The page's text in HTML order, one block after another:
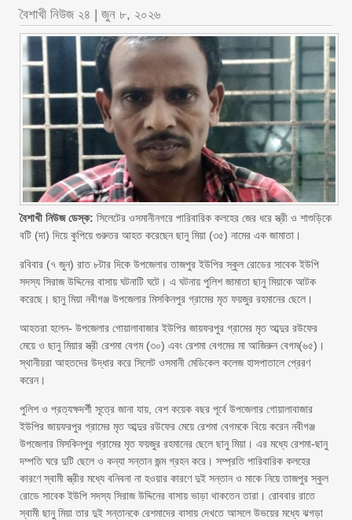
বৈশাখী নিউজ ২৪ | জুন ৮, ২০২৬
বৈশাখী নিউজ ডেস্ক: সিলেটের ওসমানীনগরে পারিবারিক কলহের জের ধরে স্ত্রী ও শাশুড়িকে
বটি (দা) দিয়ে কুপিয়ে গুরুতর আহত করেছেন ছানু মিয়া (৩৫) নামের এক জামাতা।
রবিবার (৭ জুন) রাত ৮টার দিকে উপজেলার তাজপুর ইউপির স্কুল রোডের সাবেক ইউপি
সদস্য সিরাজ উদ্দিনের বাসায় ঘটনাটি ঘটে। এ ঘটনায় পুলিশ জামাতা ছানু মিয়াকে আটক
করেছে। ছানু মিয়া নবীগঞ্জ উপজেলার মিসকিনপুর গ্রামের মৃত ফয়জুর রহমানের ছেলে।
আহতরা হলেন- উপজেলার গোয়ালাবাজার ইউপির জায়ফরপুর গ্রামের মৃত আব্দুর রউফের
মেয়ে ও ছানু মিয়ার স্ত্রী রেশমা বেগম (৩০) এবং রেশমা বেগমের মা আজিরুন বেগম(৬৫)।
স্থানীয়রা আহতদের উদ্ধার করে সিলেট ওসমানী মেডিকেল কলেজ হাসপাতালে প্রেরণ
করেন।
পুলিশ ও প্রত্যক্ষদর্শী সূত্রে জানা যায়, বেশ কয়েক বছর পূর্বে উপজেলার গোয়ালাবাজার
ইউপির জায়ফরপুর গ্রামের মৃত আব্দুর রউফের মেয়ে রেশমা বেগমকে বিয়ে করেন নবীগঞ্জ
উপজেলার মিসকিনপুর গ্রামের মৃত ফয়জুর রহমানের ছেলে ছানু মিয়া। এর মধ্যে রেশমা-ছানু
দম্পতি ঘরে দুটি ছেলে ও কন্যা সন্তান জন্ম গ্রহন করে। সম্প্রতি পারিবারিক কলহের
কারণে স্বামী স্ত্রীর মধ্যে বনিবনা না হওয়ার কারণে দুই সন্তান ও মাকে নিয়ে তাজপুর স্কুল
রোডে সাবেক ইউপি সদস্য সিরাজ উদ্দিনের বাসায় ভাড়া থাকতেন তারা। রোববার রাতে
স্বামী ছানু মিয়া তার দুই সন্তানকে রেশমাদের বাসায় দেখতে আসলে উভয়ের মধ্যে ঝগড়া